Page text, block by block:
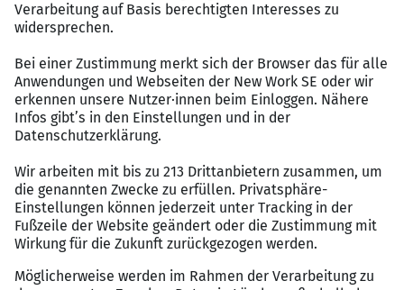
Wir bieten
Praxiserprobtes Trainingsprogramm zum Start
Finanzielle Unterstützung in der Startphase
Schnelle Übernahme eines gewachsenen
Kundenstammes